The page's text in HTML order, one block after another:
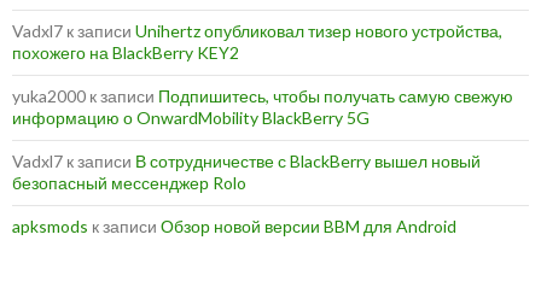
Vadxl7 к записи Unihertz опубликовал тизер нового устройства,
похожего на BlackBerry KEY2
yuka2000 к записи Подпишитесь, чтобы получать самую свежую
информацию о OnwardMobility BlackBerry 5G
Vadxl7 к записи В сотрудничестве с BlackBerry вышел новый
безопасный мессенджер Rolo
apksmods к записи Обзор новой версии BBM для Android